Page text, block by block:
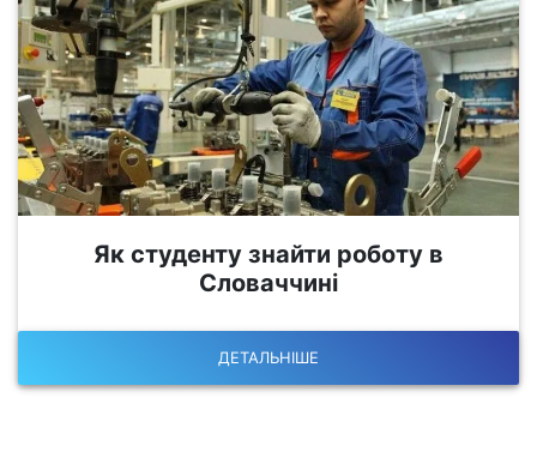
Як студенту знайти роботу в
Словаччині
ДЕТАЛЬНІШЕ